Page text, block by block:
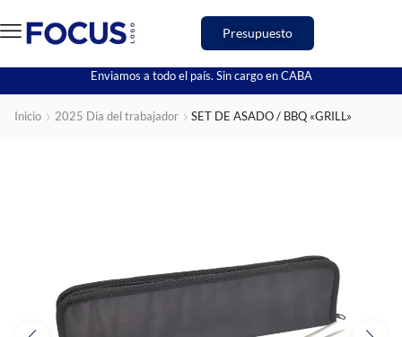
Presupuesto
Enviamos a todo el país. Sin cargo en CABA
Inicio 2025 Día del trabajador SET DE ASADO / BBQ «GRILL»